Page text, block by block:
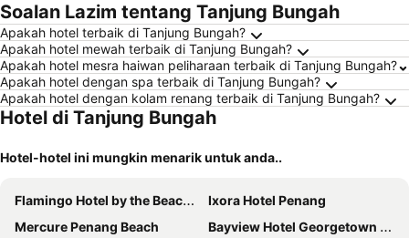
Soalan Lazim tentang Tanjung Bungah
Apakah hotel terbaik di Tanjung Bungah?
Apakah hotel mewah terbaik di Tanjung Bungah?
Apakah hotel mesra haiwan peliharaan terbaik di Tanjung Bungah?
Apakah hotel dengan spa terbaik di Tanjung Bungah?
Apakah hotel dengan kolam renang terbaik di Tanjung Bungah?
Hotel di Tanjung Bungah
Hotel-hotel ini mungkin menarik untuk anda..
Flamingo Hotel by the Beach, Penang
Ixora Hotel Penang
Mercure Penang Beach
Bayview Hotel Georgetown Penang